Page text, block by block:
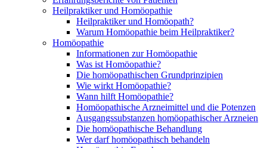
Heilpraktiker und Homöopathie
Heilpraktiker und Homöopath?
Warum Homöopathie beim Heilpraktiker?
Homöopathie
Informationen zur Homöopathie
Was ist Homöopathie?
Die homöopathischen Grundprinzipien
Wie wirkt Homöopathie?
Wann hilft Homöopathie?
Homöopathische Arzneimittel und die Potenzen
Ausgangssubstanzen homöopathischer Arzneien
Die homöopathische Behandlung
Wer darf homöopathisch behandeln